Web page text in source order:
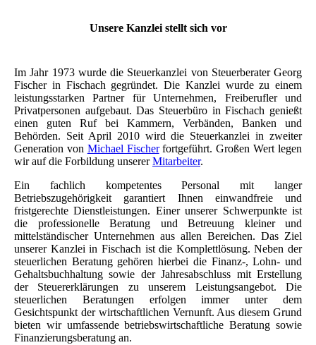
Unsere Kanzlei stellt sich vor
Im Jahr 1973 wurde die Steuerkanzlei von Steuerberater Georg
Fischerin Fischach gegründet. Die Kanzlei wurde zu einem
leistungsstarken Partner für Unternehmen, Freiberufler und
Privatpersonen aufgebaut. Das Steuerbüro in Fischach genießt
einen guten Ruf bei Kammern, Verbänden, Banken und
Behörden. Seit April 2010 wird die Steuerkanzlei in zweiter
Generation von Michael Fischerfortgeführt. Großen Wert legen
wir auf die Forbildung unsererMitarbeiter.
Ein fachlich kompetentes Personal mit langer
Betriebszugehörigkeit garantiert Ihnen einwandfreie und
fristgerechte Dienstleistungen. Einer unserer Schwerpunkte ist
die professionelle Beratung und Betreuung kleiner und
mittelständischer Unternehmen aus allen Bereichen. Das Ziel
unserer Kanzlei in Fischach ist die Komplettlösung. Neben der
steuerlichen Beratung gehören hierbei die Finanz-, Lohn- und
Gehaltsbuchhaltung sowie der Jahresabschluss mit Erstellung
der Steuererklärungen zu unserem Leistungsangebot. Die
steuerlichen Beratungen erfolgen immer unter dem
Gesichtspunkt der wirtschaftlichen Vernunft. Aus diesem Grund
bieten wir umfassende betriebswirtschaftliche Beratung sowie
Finanzierungsberatung an.